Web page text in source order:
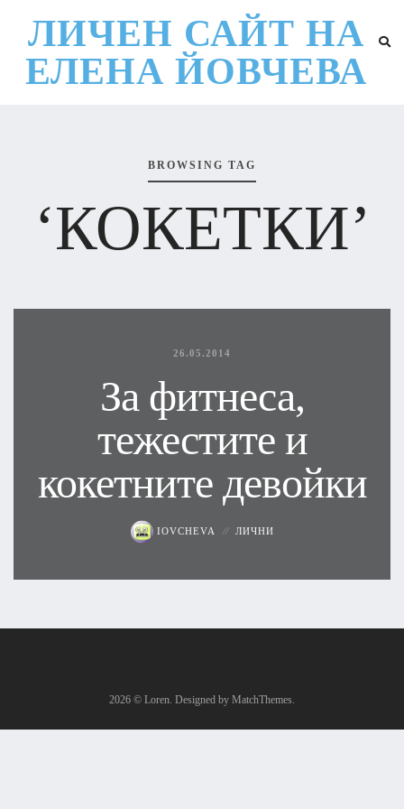
ЛИЧЕН САЙТ НА
ЕЛЕНА ЙОВЧЕВА
BROWSING TAG
‘КОКЕТКИ’
26.05.2014
За фитнеса,
тежестите и
кокетните девойки
IOVCHEVA ЛИЧНИ
2026 © Loren. Designed by MatchThemes.